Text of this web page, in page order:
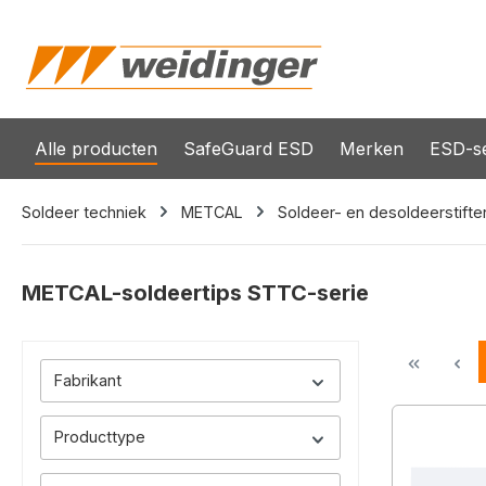
Alle producten SafeGuard ESD Merken ESD-
Soldeer techniek METCAL Soldeer- en
METCAL-soldeertips STTC-serie
Fabrikant
Producttype